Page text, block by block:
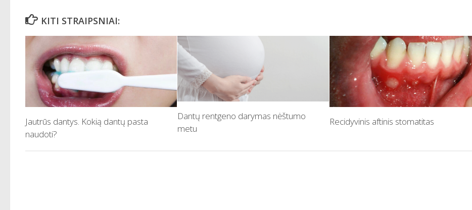
KITI STRAIPSNIAI:
Jautrūs dantys. Kokią dantų pasta
naudoti?
Dantų rentgeno darymas nėštumo
metu
Recidyvinis aftinis stomatitas